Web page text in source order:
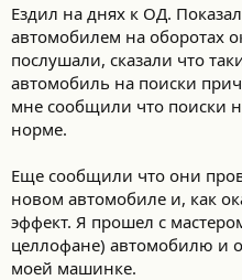
Ездил на днях к ОД.
автомобилем на оборотах
послушали, сказали что
автомобиль на поиски
мне сообщили что поиски
норме.
Еще сообщили что они
новом автомобиле и, как
эффект. Я прошел с
целлофане) автомобилю и
моей машинке.